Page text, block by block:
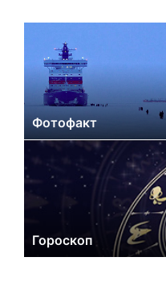
Фотофакт
Гороскоп